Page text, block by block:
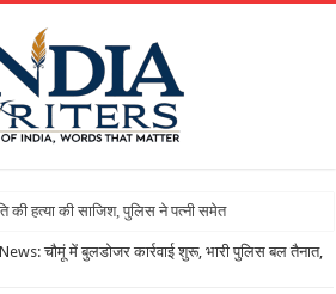
चौमूं में बुलडोजर कार्रवाई शुरू, भारी पुलिस बल तैनात,